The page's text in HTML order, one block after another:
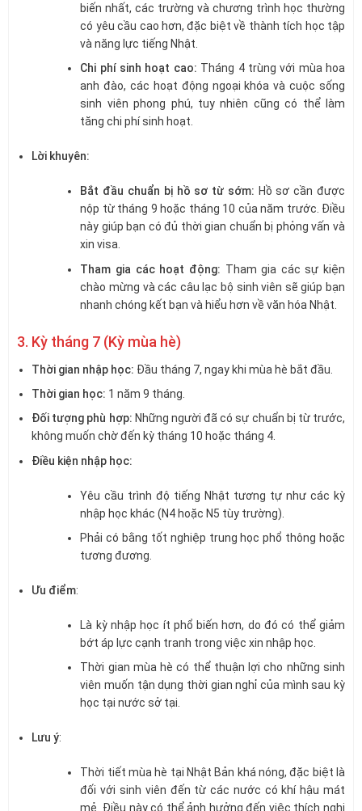
biến nhất, các trường và chương trình học thường
có yêu cầu cao hơn, đặc biệt về thành tích học tập
và năng lực tiếng Nhật.
Chi phí sinh hoạt cao: Tháng 4 trùng với mùa hoa
anh đào, các hoạt động ngoại khóa và cuộc sống
sinh viên phong phú, tuy nhiên cũng có thể làm
tăng chi phí sinh hoạt.
Lời khuyên:
Bắt đầu chuẩn bị hồ sơ từ sớm: Hồ sơ cần được
nộp từ tháng 9 hoặc tháng 10 của năm trước. Điều
này giúp bạn có đủ thời gian chuẩn bị phỏng vấn và
xin visa.
Tham gia các hoạt động: Tham gia các sự kiện
chào mừng và các câu lạc bộ sinh viên sẽ giúp bạn
nhanh chóng kết bạn và hiểu hơn về văn hóa Nhật.
3. Kỳ tháng 7 (Kỳ mùa hè)
Thời gian nhập học: Đầu tháng 7, ngay khi mùa hè bắt đầu.
Thời gian học: 1 năm 9 tháng.
Đối tượng phù hợp: Những người đã có sự chuẩn bị từ trước,
không muốn chờ đến kỳ tháng 10 hoặc tháng 4.
Điều kiện nhập học:
Yêu cầu trình độ tiếng Nhật tương tự như các kỳ
nhập học khác (N4 hoặc N5 tùy trường).
Phải có bằng tốt nghiệp trung học phổ thông hoặc
tương đương.
Ưu điểm:
Là kỳ nhập học ít phổ biến hơn, do đó có thể giảm
bớt áp lực cạnh tranh trong việc xin nhập học.
Thời gian mùa hè có thể thuận lợi cho những sinh
viên muốn tận dụng thời gian nghỉ của mình sau kỳ
học tại nước sở tại.
Lưu ý:
Thời tiết mùa hè tại Nhật Bản khá nóng, đặc biệt là
đối với sinh viên đến từ các nước có khí hậu mát
mẻ. Điều này có thể ảnh hưởng đến việc thích nghi